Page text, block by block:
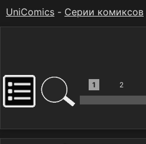
UniComics - Серии комиксов
1 2